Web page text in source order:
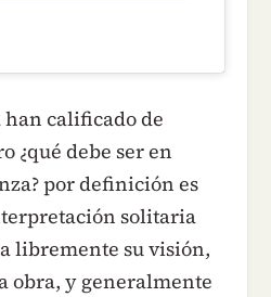
calificado de
¿qué debe ser en
por definición es
solitaria
libremente su visión,
obra, y generalmente